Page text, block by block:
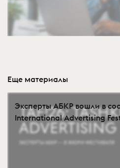
Еще материалы
Эксперты АБКР вошли в
International Advertising